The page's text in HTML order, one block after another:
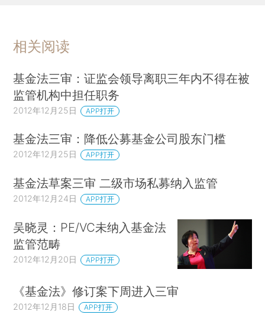
相关阅读
基金法三审：证监会领导离职三年内不得在被
监管机构中担任职务
2012年12月25日 APP打开
基金法三审：降低公募基金公司股东门槛
2012年12月25日 APP打开
基金法草案三审 二级市场私募纳入监管
2012年12月24日 APP打开
吴晓灵：PE/VC未纳入基金法
监管范畴
2012年12月20日 APP打开
《基金法》修订案下周进入三审
2012年12月18日 APP打开